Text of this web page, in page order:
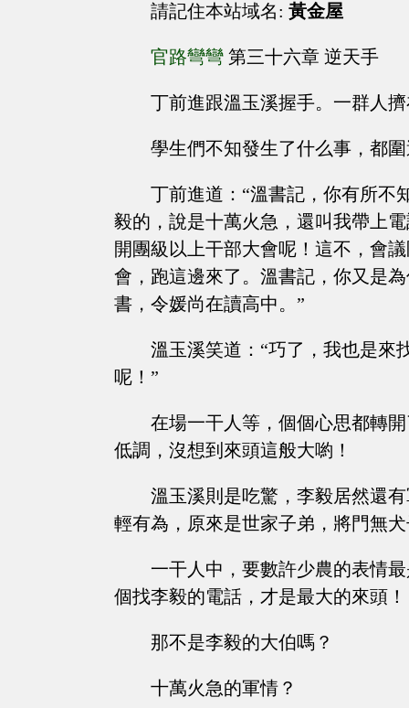
請記住本站域名: 黃金屋
官路彎彎 第三十六章 逆天手
丁前進跟溫玉溪握手。一群人
學生們不知發生了什么事，都
丁前進道：“溫書記，你有所不
毅的，說是十萬火急，還叫我帶上
開團級以上干部大會呢！這不，會
會，跑這邊來了。溫書記，你又是
書，令媛尚在讀高中。”
溫玉溪笑道：“巧了，我也是來
呢！”
在場一干人等，個個心思都轉
低調，沒想到來頭這般大喲！
溫玉溪則是吃驚，李毅居然還
輕有為，原來是世家子弟，將門無
一干人中，要數許少農的表情
個找李毅的電話，才是最大的來頭！
那不是李毅的大伯嗎？
十萬火急的軍情？